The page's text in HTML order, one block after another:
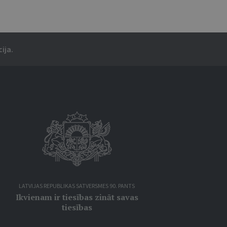
LATVIJAS REPUBLIKAS SATVERSMES 90. PANTS
Ikvienam ir tiesības zināt savas
tiesības